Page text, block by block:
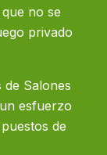
no se
privado
de Salones
esfuerzo
de